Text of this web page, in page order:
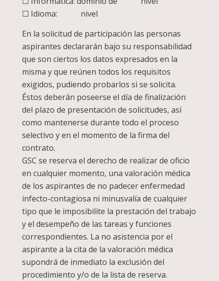
☐ Idioma: nivel
En la solicitud de participación las personas
aspirantes declararán bajo su responsabilidad
que son ciertos los datos expresados en la
misma y que reúnen todos los requisitos
exigidos, pudiendo probarlos si se solicita.
Éstos deberán poseerse el día de finalización
del plazo de presentación de solicitudes, así
como mantenerse durante todo el proceso
selectivo y en el momento de la firma del
contrato.
GSC se reserva el derecho de realizar de oficio
en cualquier momento, una valoración médica
de los aspirantes de no padecer enfermedad
infecto-contagiosa ni minusvalía de cualquier
tipo que le imposibilite la prestación del trabajo
y el desempeño de las tareas y funciones
correspondientes. La no asistencia por el
aspirante a la cita de la valoración médica
supondrá de inmediato la exclusión del
procedimiento y/o de la lista de reserva.